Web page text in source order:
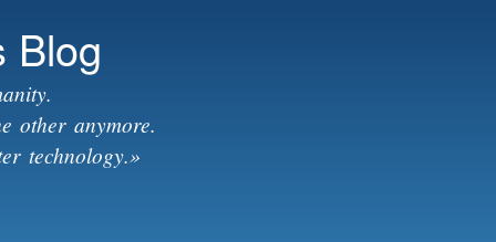
Blog
other anymore.
technology.»